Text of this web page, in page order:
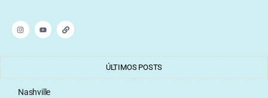
ÚLTIMOS POSTS
Nashville